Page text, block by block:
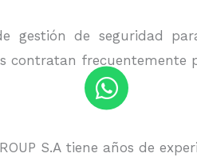
gestión de seguridad
contratan frecuentemente
S.A tiene años de